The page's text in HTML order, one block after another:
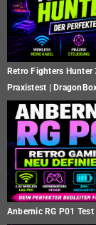
Retro Fighters
Praxistest |
Anbernic RG P01